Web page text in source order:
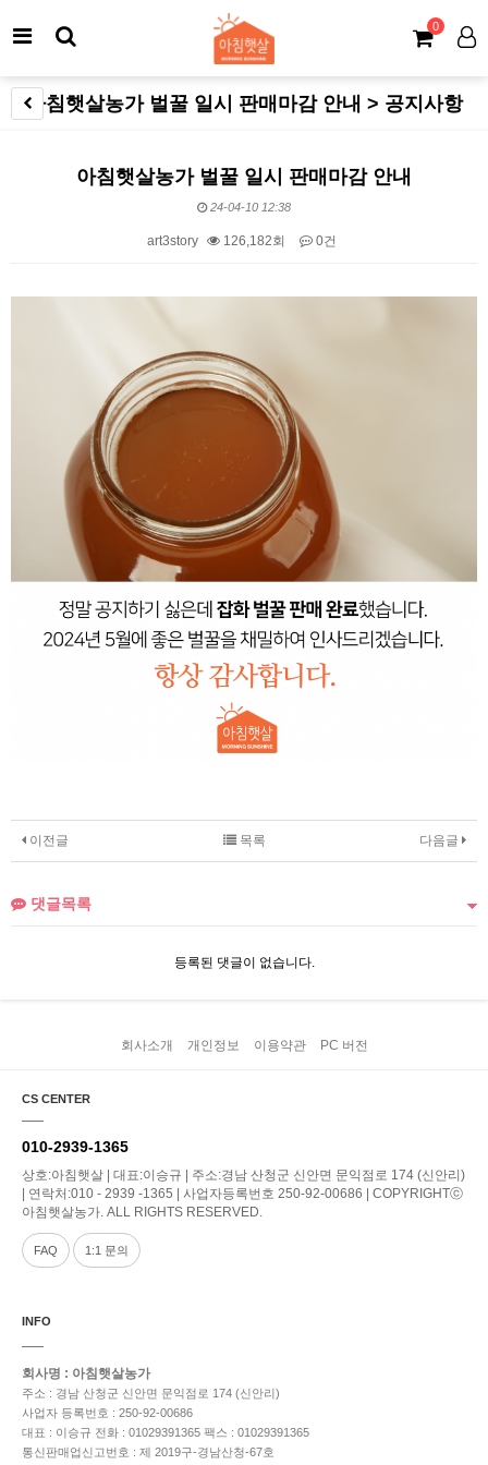
0
아침햇살농가 벌꿀 일시 판매마감 안내 > 공지사항
아침햇살농가 벌꿀 일시 판매마감 안내
24-04-10 12:38
art3story 126,182회 0건
본문
이전글 다음글
목록
댓글목록
등록된 댓글이 없습니다.
회사소개 개인정보 이용약관 PC 버전
CS CENTER
010-2939-1365
상호:아침햇살 | 대표:이승규 | 주소:경남 산청군 신안면 문익점로 174 (신안리)
| 연락처:010 - 2939 -1365 | 사업자등록번호 250-92-00686 | COPYRIGHTⓒ
아침햇살농가. ALL RIGHTS RESERVED.
FAQ 1:1 문의
INFO
회사명 : 아침햇살농가
주소 : 경남 산청군 신안면 문익점로 174 (신안리)
사업자 등록번호 : 250-92-00686
대표 : 이승규 전화 : 01029391365 팩스 : 01029391365
통신판매업신고번호 : 제 2019구-경남산청-67호